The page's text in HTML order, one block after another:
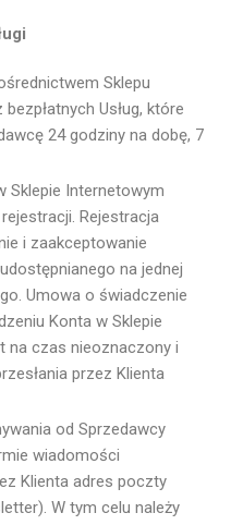
Sklepu
Usług, które
24 godziny na dobę, 7
Sklepie Internetowym
Rejestracja
i zaakceptowanie
na jednej
Umowa o świadczenie
Konta w Sklepie
na czas nieoznaczony i
przez Klienta
od Sprzedawcy
wiadomości
Klienta adres poczty
W tym celu należy